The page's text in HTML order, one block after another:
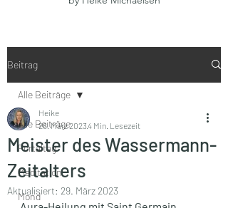
Beitrag
Alle Beiträge
Portaltag
Meditation
Mond
Alle Beiträge
Meister des Wassermann-
Zeitalters
Heike
26. März 20234 Min. Lesezeit
Aktualisiert: 29. März 2023